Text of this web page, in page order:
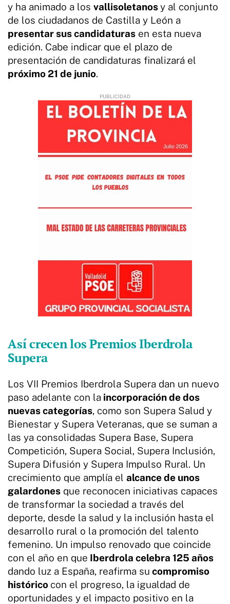
y ha animado a los vallisoletanosy al conjunto
de los ciudadanos de Castilla y León a
presentar sus candidaturas en esta nueva
edición. Cabe indicar que el plazo de
presentación de candidaturas finalizará el
próximo 21 de junio.
Así crecen los Premios Iberdrola
Supera
Los VII Premios Iberdrola Supera dan un nuevo
paso adelante con la incorporación de dos
nuevas categorías, como son Supera Salud y
Bienestar y Supera Veteranas, que se suman a
las ya consolidadas Supera Base, Supera
Competición, Supera Social, Supera Inclusión,
Supera Difusión y Supera Impulso Rural. Un
crecimiento que amplía el alcance de unos
galardones que reconocen iniciativas capaces
de transformar la sociedad a través del
deporte, desde la salud y la inclusión hasta el
desarrollo rural o la promoción del talento
femenino. Un impulso renovado que coincide
con el año en que Iberdrola celebra 125 años
dando luz a España, reafirma su compromiso
histórico con el progreso, la igualdad de
oportunidades y el impacto positivo en la